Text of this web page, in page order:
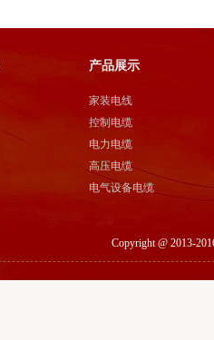
产品展示
家装电线
控制电缆
电力电缆
高压电缆
电气设备电缆
Copyright @ 2013-